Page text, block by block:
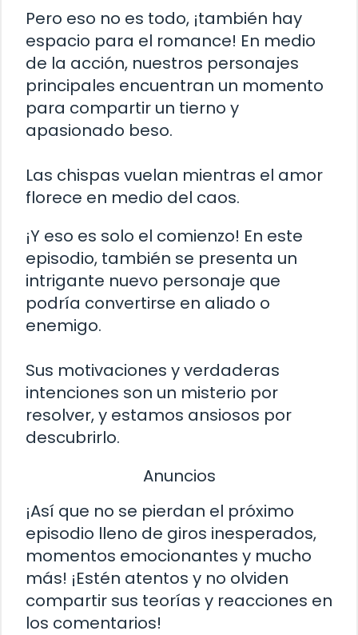
Pero eso no es todo, ¡también hay
espacio para el romance! En medio
de la acción, nuestros personajes
principales encuentran un momento
para compartir un tierno y
apasionado beso.
Las chispas vuelan mientras el amor
florece en medio del caos.
¡Y eso es solo el comienzo! En este
episodio, también se presenta un
intrigante nuevo personaje que
podría convertirse en aliado o
enemigo.
Sus motivaciones y verdaderas
intenciones son un misterio por
resolver, y estamos ansiosos por
descubrirlo.
Anuncios
¡Así que no se pierdan el próximo
episodio lleno de giros inesperados,
momentos emocionantes y mucho
más! ¡Estén atentos y no olviden
compartir sus teorías y reacciones en
los comentarios!